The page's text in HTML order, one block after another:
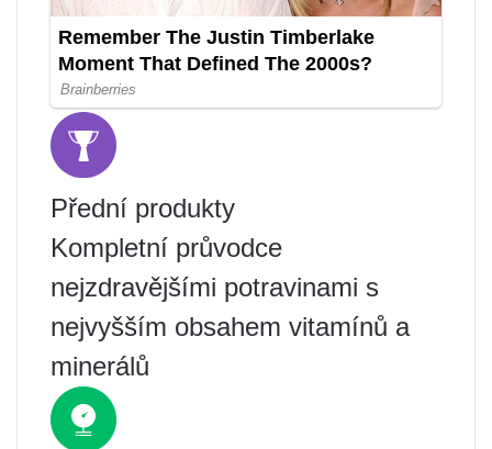
Přední produkty
Kompletní průvodce
nejzdravějšími potravinami s
nejvyšším obsahem vitamínů a
minerálů